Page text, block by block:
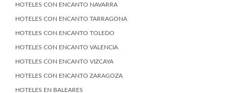
HOTELES CON ENCANTO NAVARRA
HOTELES CON ENCANTO TARRAGONA
HOTELES CON ENCANTO TOLEDO
HOTELES CON ENCANTO VALENCIA
HOTELES CON ENCANTO VIZCAYA
HOTELES CON ENCANTO ZARAGOZA
HOTELES EN BALEARES